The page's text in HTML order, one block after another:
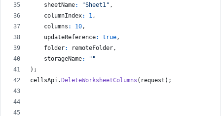
sheetName: "Sheet1" ,
columnIndex: 1,
columns : 10,
updateReference: true,
folder: remoteFolder,
storageName:
""
) ;
cellsApi. DeleteWorksheetColumns ( request ) ;